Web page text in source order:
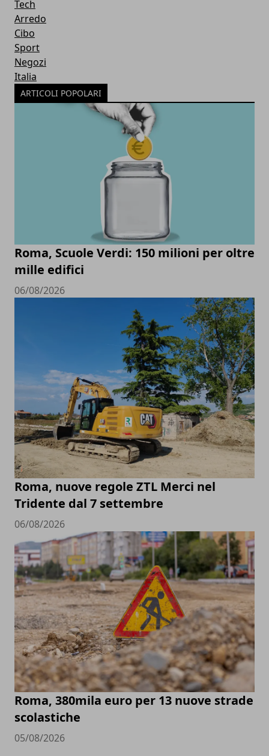
Tech
Arredo
Cibo
Sport
Negozi
Italia
ARTICOLI POPOLARI
Roma, Scuole Verdi: 150 milioni per oltre
mille edifici
06/08/2026
Roma, nuove regole ZTL Merci nel
Tridente dal 7 settembre
06/08/2026
Roma, 380mila euro per 13 nuove strade
scolastiche
05/08/2026